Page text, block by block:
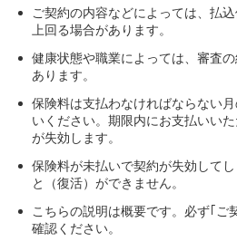
保険料払込免除
約款所定の障害状態になった場合
が免除されます。
保険料の払込免除の対象
責任開始の日からその日を含
合は、免責事由となりますので
いはできません。
正しい告知をせずに契約した場
て契約が解除され、保険金を
ます。
約款に定める高度障害状態に該
障害保険金のお支払いはできま
「特定障害を不担保とする場合
契約において、会社が指定し
障害保険金の支払事由または保
ご契約の内容などによっては、払
上回る場合があります。
健康状態や職業によっては、審査
あります。
保険料は支払わなければならない
いください。期限内にお支払いい
が失効します。
保険料が未払いで契約が失効して
と（復活）ができません。
こちらの説明は概要です。必ず｢ご
確認ください。